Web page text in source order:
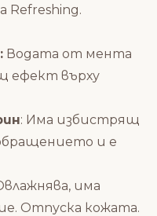
Refreshing.
Водата от мента
ефект върху
: Има избистрящ
и е
има
Отпуска кожата.